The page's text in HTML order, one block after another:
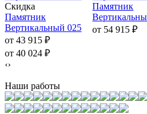
Скидка
Памятник
Вертикальный 025
от 43 915 ₽
от 40 024 ₽
Памятник
от 54 915₽
‹›
Наши работы